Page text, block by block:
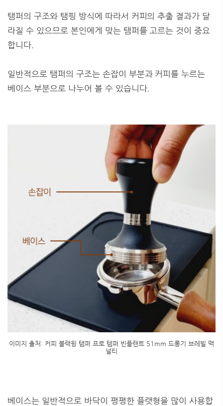
탬퍼의 구조와 탬핑 방식에 따라서 커피의 추출 결과가 달
라질 수 있으므로 본인에게 맞는 탬퍼를 고르는 것이 중요
합니다.
일반적으로 탬퍼의 구조는 손잡이 부분과 커피를 누르는
베이스 부분으로 나누어 볼 수 있습니다.
이미지 출처: 커피 블랙윙 탬퍼 프로 템퍼 빈플랜트 51mm 드롱기 브레빌 맥
널티
베이스는 일반적으로 바닥이 평평한 플랫형을 많이 사용합